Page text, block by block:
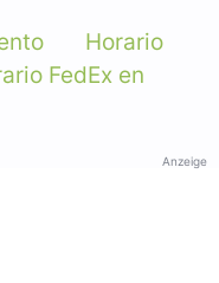
Horario
FedEx en
Anzeige